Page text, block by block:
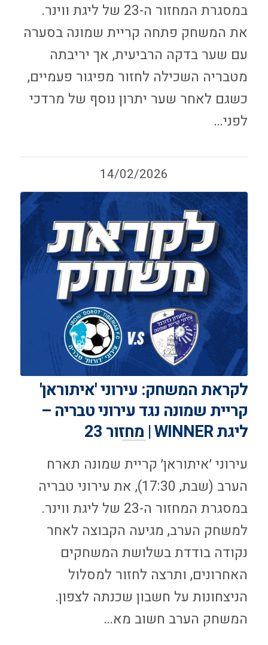
במסגרת המחזור ה-23 של ליגת ווינר.
את המשחק פתחה קריית שמונה בסערה
עם שער בדקה הרביעית, אך יריבתה
מטבריה השכילה לחזור מפיגור פעמיים,
כשגם לאחר שער יתרון נוסף של מרדכי
לפני…
14/02/2026
לקראת המשחק: עירוני 'איתוראן'
קריית שמונה נגד עירוני טבריה –
ליגת WINNER | מחזור 23
עירוני ׳איתוראן׳ קריית שמונה תארח
הערב (שבת, 17:30), את עירוני טבריה
במסגרת המחזור ה-23 של ליגת ווינר.
למשחק הערב, מגיעה הקבוצה לאחר
נקודה בודדת בשלושת המשחקים
האחרונים, ותרצה לחזור למסלול
הניצחונות על חשבון שכנתה לצפון.
המשחק הערב חשוב מא…